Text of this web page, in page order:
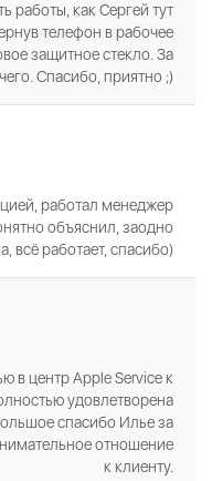
работы, как Сергей тут
телефон в рабочее
защитное стекло. За
Спасибо, приятно ;)
работал менеджер
объяснил, заодно
всё работает, спасибо)
в центр Apple Service к
удовлетворена
спасибо Илье за
отношение
к клиенту.